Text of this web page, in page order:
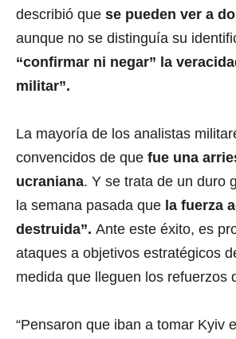
describió que se pueden ver a
aunque no se distinguía su
“confirmar ni negar” la
militar”.
La mayoría de los analistas
convencidos de que fue una
ucraniana. Y se trata de un duro
la semana pasada que la fuerza
destruida”. Ante este éxito, es
ataques a objetivos estratégicos
medida que lleguen los refuerzos
“Pensaron que iban a tomar Kyiv